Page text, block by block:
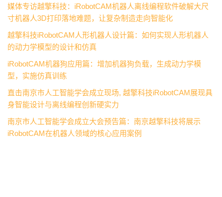
媒体专访越擎科技：iRobotCAM机器人离线编程软件破解大尺
寸机器人3D打印落地难题，让复杂制造走向智能化
越擎科技iRobotCAM人形机器人设计篇：如何实现人形机器人
的动力学模型的设计和仿真
iRobotCAM机器狗应用篇：增加机器狗负载，生成动力学模
型，实施仿真训练
直击南京市人工智能学会成立现场, 越擎科技iRobotCAM展现具
身智能设计与离线编程创新硬实力
南京市人工智能学会成立大会预告篇：南京越擎科技将展示
iRobotCAM在机器人领域的核心应用案例